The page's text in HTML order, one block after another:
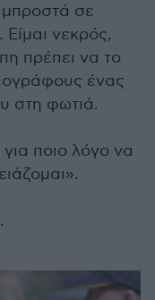
σε
νεκρός,
πρέπει να το
ένας
στη φωτιά.
ποιο λόγο να